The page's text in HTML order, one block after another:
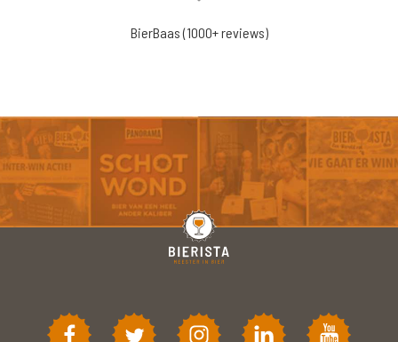
BierBaas (1000+ reviews)